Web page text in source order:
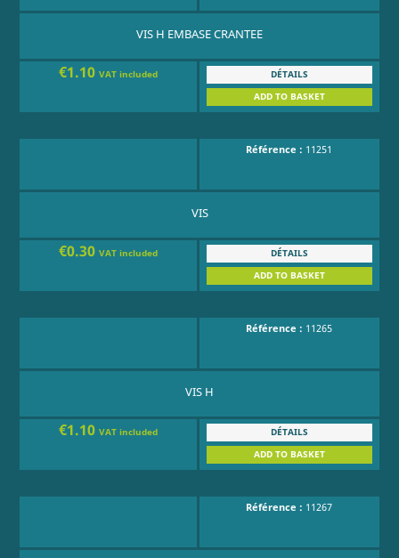
VIS H EMBASE CRANTEE
€1.10VAT included
DÉTAILS
ADD TO BASKET
Référence : 11251
VIS
€0.30VAT included
DÉTAILS
ADD TO BASKET
Référence : 11265
VIS H
€1.10VAT included
DÉTAILS
ADD TO BASKET
Référence : 11267